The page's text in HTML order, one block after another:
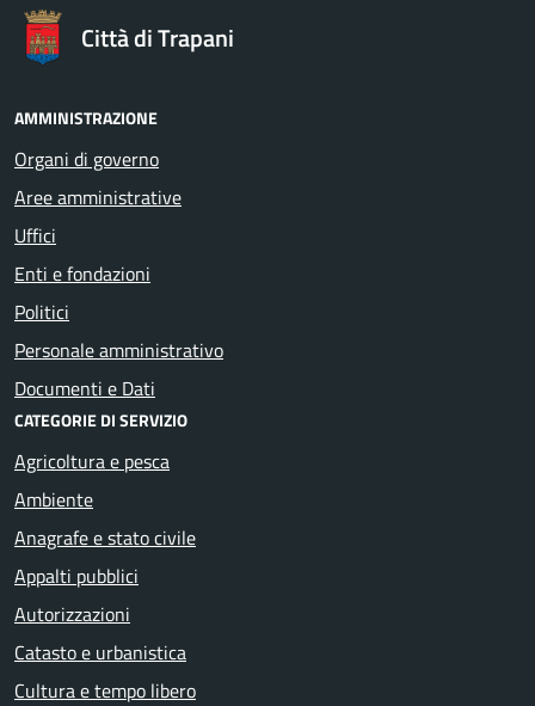
Città di Trapani
AMMINISTRAZIONE
Organi di governo
Aree amministrative
Uffici
Enti e fondazioni
Politici
Personale amministrativo
Documenti e Dati
CATEGORIE DI SERVIZIO
Agricoltura e pesca
Ambiente
Anagrafe e stato civile
Appalti pubblici
Autorizzazioni
Catasto e urbanistica
Cultura e tempo libero